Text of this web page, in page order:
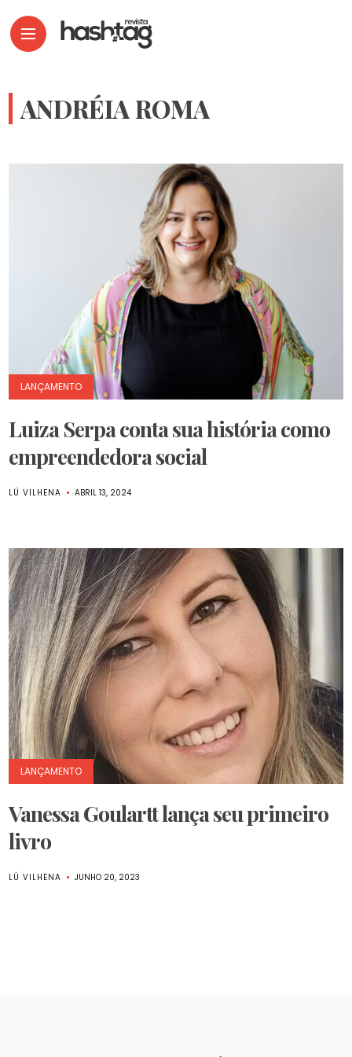
ANDRÉIA ROMA
LANÇAMENTO
Luiza Serpa conta sua história como
empreendedora social
LÚ VILHENA ABRIL 13, 2024
LANÇAMENTO
Vanessa Goulartt lança seu primeiro
livro
LÚ VILHENA JUNHO 20, 2023